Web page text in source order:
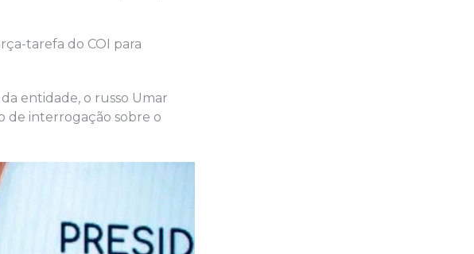
tarefa do COI para
entidade, o russo Umar
de interrogação sobre o